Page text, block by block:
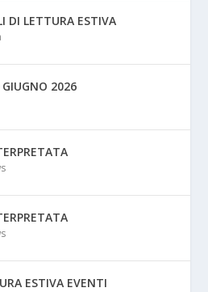
DI LETTURA ESTIVA
GIUGNO 2026
ESTIVA EVENTI